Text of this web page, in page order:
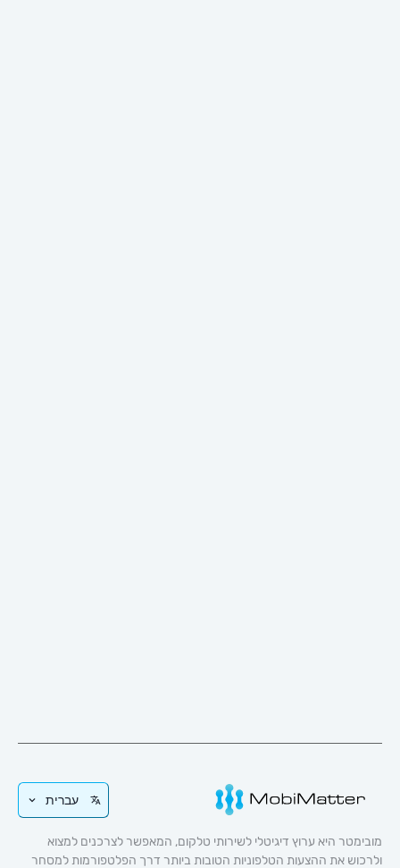
עברית
היא ערוץ דיגיטלי לשירותי טלקום, המאפשר לצרכנים למצוא
את ההצעות הטלפוניות הטובות ביותר דרך הפלטפורמות למסחר